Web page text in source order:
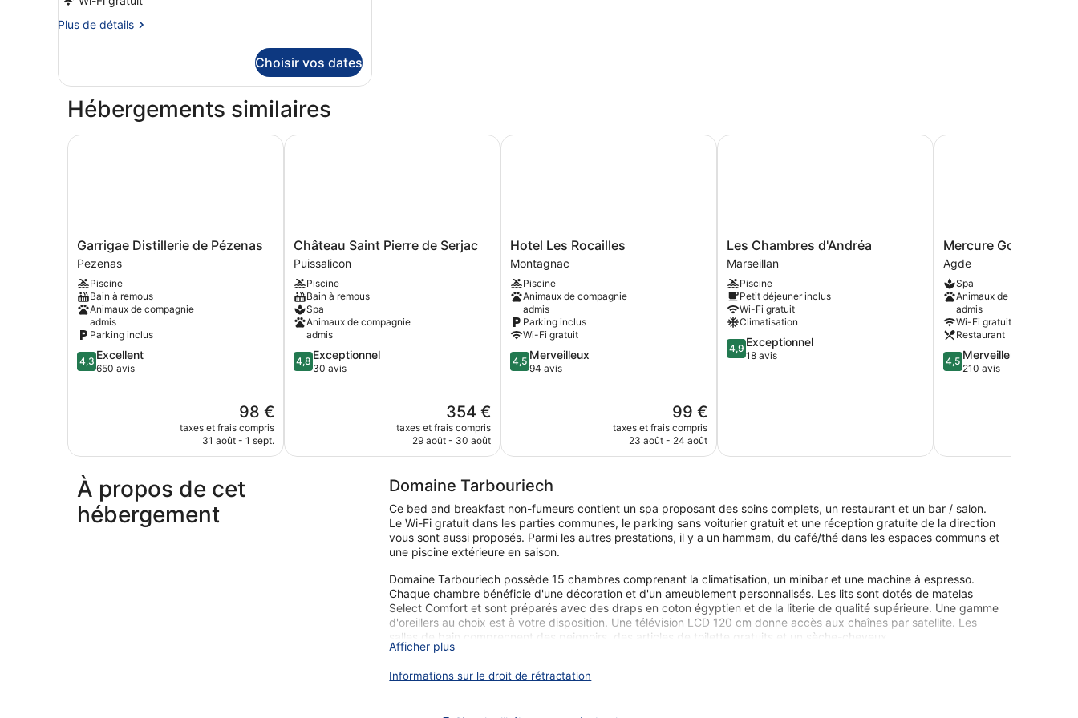
jumeaux
de
room
with
Plus de détails
Plus
le
Family
Choisir vos dates
Hébergements similaires
Garrigae
Distillerie
de
Pézenas
Pezenas
Garrigae Distillerie de Pézenas
Pezenas
Piscine
Bain à remous
Animaux de compagnie
admis
Parking inclus
4.3
sur
4,3 Excellent
650 avis
Le
nouveau
prix
98 €
98 €
taxes et frais compris
31 août - 1 sept.
Garrigae Distillerie de Pézenas
Château
Saint
Pierre
de
Serjac
Puissalicon
Château Saint Pierre de Serjac
Puissalicon
Piscine
Bain à remous
Spa
Animaux de compagnie
admis
4.8
sur
4,8 Exceptionnel
30 avis
Le
nouveau
prix
354 €
354 €
taxes et frais compris
29 août - 30 août
Château Saint Pierre de Serjac
Hotel
Les
Rocailles
Montagnac
Hotel Les Rocailles
Montagnac
Piscine
Animaux de compagnie
admis
Parking inclus
Wi-Fi gratuit
4.5
sur
4,5 Merveilleux
94 avis
Le
nouveau
prix
99 €
taxes et frais compris
23 août - 24 août
Hotel Les Rocailles
Les
Chambres
d'Andréa
Marseillan
Les Chambres d'Andréa
Marseillan
Piscine
Petit déjeuner inclus
Wi-Fi gratuit
Climatisation
4.9
sur
4,9 Exceptionnel
18 avis
Les Chambres d'Andréa
Mercure
Golf
Cap
d'Agde
Agde
Mercure Golf Cap
Agde
Spa
Animaux de compagnie
admis
Wi-Fi gratuit
Restaurant
4.5
sur
4,5 Merveilleux
210 avis
Mercure Golf Cap
À propos de cet
hébergement
Domaine Tarbouriech
Ce bed and breakfast non-fumeurs contient un spa proposant des soins complets, un restaurant et un bar / salon.
Le Wi-Fi gratuit dans les parties communes, le parking sans voiturier gratuit et une réception gratuite de la direction
vous sont aussi proposés. Parmi les autres prestations, il y a un hammam, du café/thé dans les espaces communs et
une piscine extérieure en saison.
Domaine Tarbouriech possède 15 chambres comprenant la climatisation, un minibar et une machine à espresso.
Chaque chambre bénéficie d'une décoration et d'un ameublement personnalisés. Les lits sont dotés de matelas
Select Comfort et sont préparés avec des draps en coton égyptien et de la literie de qualité supérieure. Une gamme
d'oreillers au choix est à votre disposition. Une télévision LCD 120 cm donne accès aux chaînes par satellite. Les
salles de bain comprennent des peignoirs, des articles de toilette gratuits et un sèche-cheveux.
Vous pourrez accéder à Internet gratuitement par le biais d'une connexion sans fil. Parmi les services d'affaires, les
chambres comprennent des bureaux et des coffres-forts, ainsi qu'un téléphone ; vous pouvez passer des appels
locaux gratuits (sous réserve de certaines restrictions). De plus, les chambres possèdent de l'eau minérale (offerte)
Afficher plus
Informations sur le droit de rétractation